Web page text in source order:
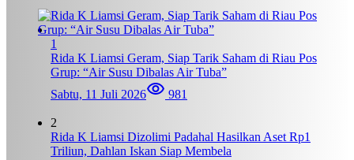
1
Rida K Liamsi Geram, Siap Tarik Saham di Riau Pos
Grup: “Air Susu Dibalas Air Tuba”
Sabtu, 11 Juli 2026
981
2
Rida K Liamsi Dizolimi Padahal Hasilkan Aset Rp1
Triliun, Dahlan Iskan Siap Membela